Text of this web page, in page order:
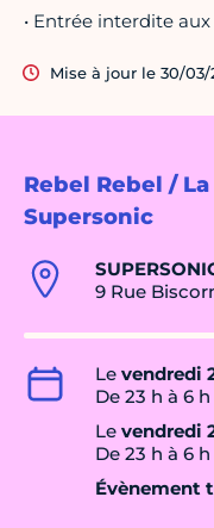
Rebel Rebel /
Supersonic
9 Rue
Le vendredi
De 23 h à 6 h
Le vendredi
De 23 h à 6 h
Évènement
• Entrée interdite
Mise à jour le 30/03/